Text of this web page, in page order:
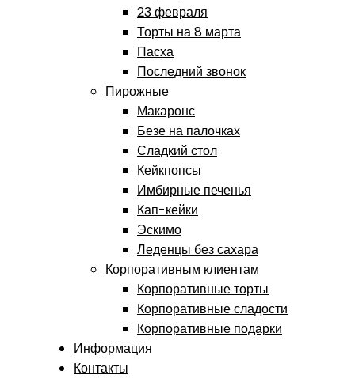
23 февраля
Торты на 8 марта
Пасха
Последний звонок
Пирожные
Макаронс
Безе на палочках
Сладкий стол
Кейкпопсы
Имбирные печенья
Кап-кейки
Эскимо
Леденцы без сахара
Корпоративным клиентам
Корпоративные торты
Корпоративные сладости
Корпоративные подарки
Информация
Контакты